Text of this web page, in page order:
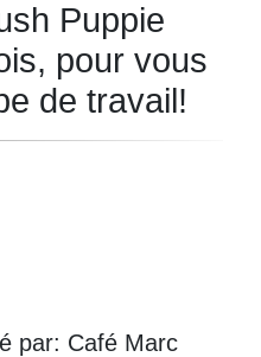
Puppie
pour vous
de travail!
par: Café Marc